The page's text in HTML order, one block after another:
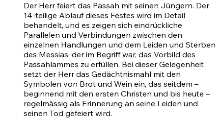
Der Herr feiert das Passah mit seinen Jüngern. Der
14-teilige Ablauf dieses Festes wird im Detail
behandelt, und es zeigen sich eindrückliche
Parallelen und Verbindungen zwischen den
einzelnen Handlungen und dem Leiden und Sterben
des Messias, der im Begriff war, das Vorbild des
Passahlammes zu erfüllen. Bei dieser Gelegenheit
setzt der Herr das Gedächtnismahl mit den
Symbolen von Brot und Wein ein, das seitdem –
beginnend mit den ersten Christen und bis heute –
regelmässig als Erinnerung an seine Leiden und
seinen Tod gefeiert wird.